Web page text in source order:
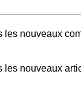
les nouveaux
les nouveaux